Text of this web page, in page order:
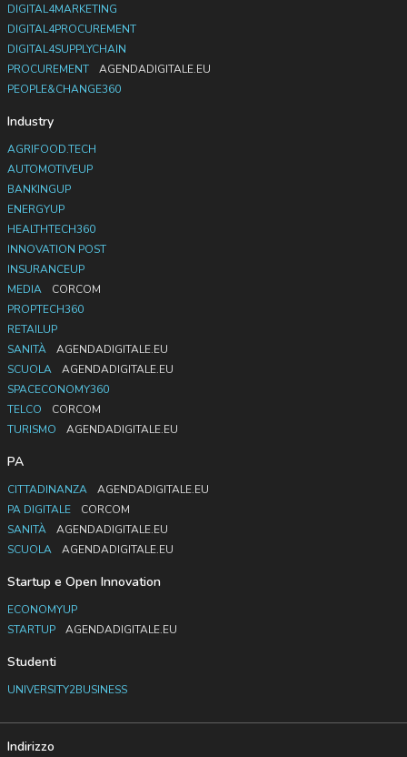
DIGITAL4MARKETING
DIGITAL4PROCUREMENT
DIGITAL4SUPPLYCHAIN
PROCUREMENT
AGENDADIGITALE.EU
PEOPLE&CHANGE360
Industry
AGRIFOOD.TECH
AUTOMOTIVEUP
BANKINGUP
ENERGYUP
HEALTHTECH360
INNOVATION POST
INSURANCEUP
MEDIA
CORCOM
PROPTECH360
RETAILUP
SANITÀ
AGENDADIGITALE.EU
SCUOLA
AGENDADIGITALE.EU
SPACECONOMY360
TELCO
CORCOM
TURISMO
AGENDADIGITALE.EU
PA
CITTADINANZA
AGENDADIGITALE.EU
PA DIGITALE
CORCOM
SANITÀ
AGENDADIGITALE.EU
SCUOLA
AGENDADIGITALE.EU
Startup e Open Innovation
ECONOMYUP
STARTUP
AGENDADIGITALE.EU
Studenti
UNIVERSITY2BUSINESS
Indirizzo